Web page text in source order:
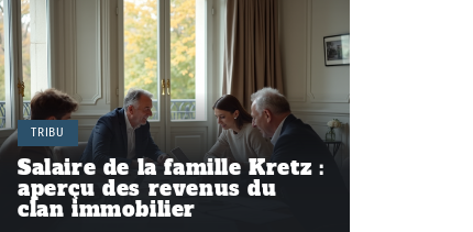
TRIBU
Salaire de la famille Kretz :
aperçu des revenus du
clan immobilier